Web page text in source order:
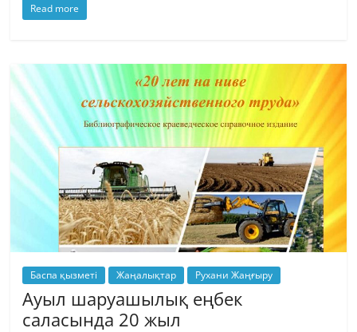
Read more
Баспа қызметі Жаңалықтар Рухани Жаңғыру
Ауыл шаруашылық еңбек
саласында 20 жыл